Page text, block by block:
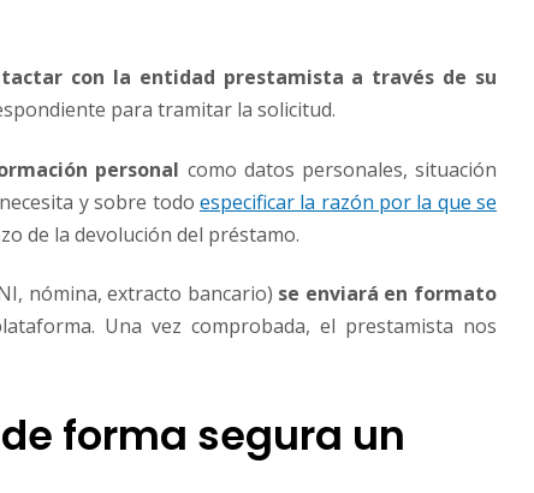
con la entidad prestamista a través de su
para tramitar la solicitud.
personal como datos personales, situación
y sobre todo especificar la razón por la que se
de la devolución del préstamo.
nómina, extracto bancario) se enviará en formato
Una vez comprobada, el prestamista nos
forma segura un